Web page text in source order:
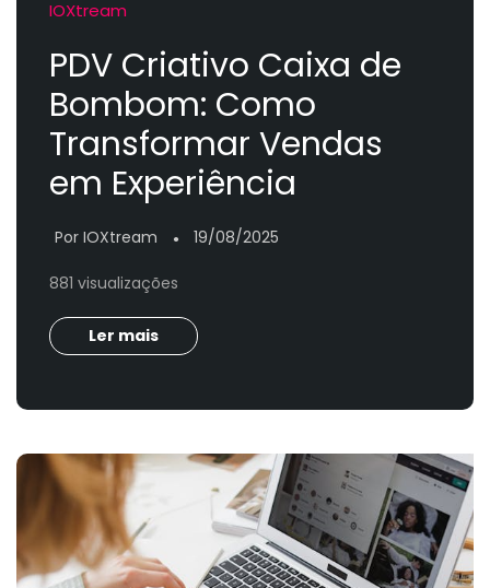
IOXtream
PDV Criativo Caixa de
Bombom: Como
Transformar Vendas
em Experiência
Por IOXtream ● 19/08/2025
881 visualizações
Ler mais